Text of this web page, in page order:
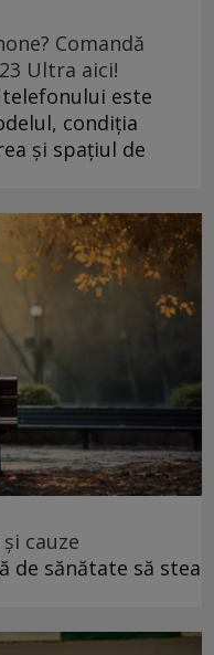
Comandă
Ultra aici!
este
condiția
și spațiul de
cauze
de sănătate să stea